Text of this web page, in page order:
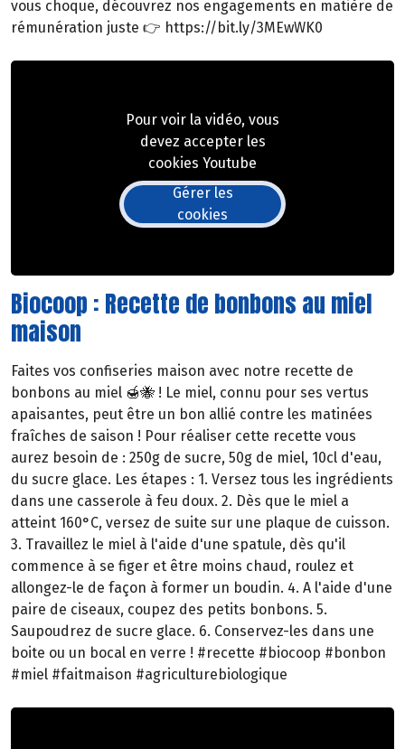
vous choque, découvrez nos engagements en matière de
rémunération juste 👉 https://bit.ly/3MEwWK0
Pour voir la vidéo, vous
devez accepter les
cookies Youtube
Gérer les
cookies
Biocoop : Recette de bonbons au miel
maison
Faites vos confiseries maison avec notre recette de
bonbons au miel 🍯🐝 ! Le miel, connu pour ses vertus
apaisantes, peut être un bon allié contre les matinées
fraîches de saison ! Pour réaliser cette recette vous
aurez besoin de : 250g de sucre, 50g de miel, 10cl d'eau,
du sucre glace. Les étapes : 1. Versez tous les ingrédients
dans une casserole à feu doux. 2. Dès que le miel a
atteint 160°C, versez de suite sur une plaque de cuisson.
3. Travaillez le miel à l'aide d'une spatule, dès qu'il
commence à se figer et être moins chaud, roulez et
allongez-le de façon à former un boudin. 4. A l'aide d'une
paire de ciseaux, coupez des petits bonbons. 5.
Saupoudrez de sucre glace. 6. Conservez-les dans une
boite ou un bocal en verre ! #recette #biocoop #bonbon
#miel #faitmaison #agriculturebiologique